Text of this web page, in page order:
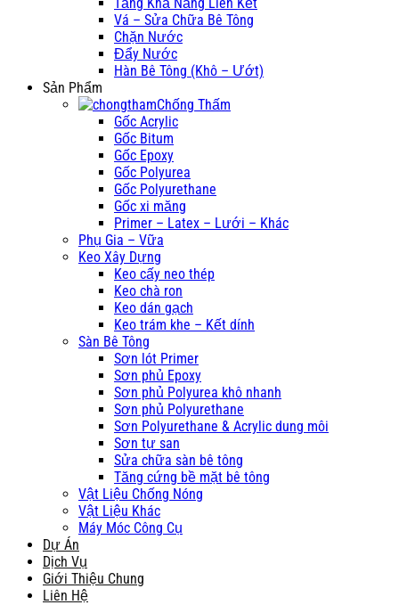
Vá – Sửa Chữa Bê Tông
Chặn Nước
Đẩy Nước
Hàn Bê Tông (Khô – Ướt)
Sản Phẩm
Chống Thấm
Gốc Acrylic
Gốc Bitum
Gốc Epoxy
Gốc Polyurea
Gốc Polyurethane
Gốc xi măng
Primer – Latex – Lưới – Khác
Phụ Gia – Vữa
Keo Xây Dựng
Keo cấy neo thép
Keo chà ron
Keo dán gạch
Keo trám khe – Kết dính
Sàn Bê Tông
Sơn lót Primer
Sơn phủ Epoxy
Sơn phủ Polyurea khô nhanh
Sơn phủ Polyurethane
Sơn Polyurethane & Acrylic dung môi
Sơn tự san
Sửa chữa sàn bê tông
Tăng cứng bề mặt bê tông
Vật Liệu Chống Nóng
Vật Liệu Khác
Máy Móc Công Cụ
Dự Án
Dịch Vụ
Giới Thiệu Chung
Liên Hệ